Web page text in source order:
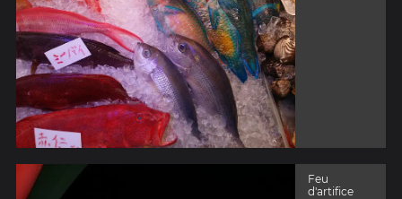
Feu
d'artifice